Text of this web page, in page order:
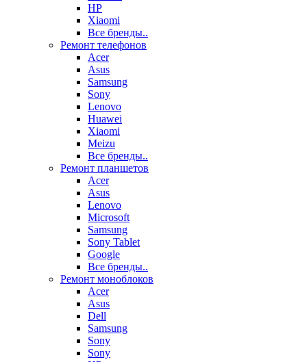
HP
Xiaomi
Все бренды..
Ремонт телефонов
Acer
Asus
Samsung
Sony
Lenovo
Huawei
Xiaomi
Meizu
Все бренды..
Ремонт планшетов
Acer
Asus
Lenovo
Microsoft
Samsung
Sony Tablet
Google
Все бренды..
Ремонт моноблоков
Acer
Asus
Dell
Samsung
Sony
Sony